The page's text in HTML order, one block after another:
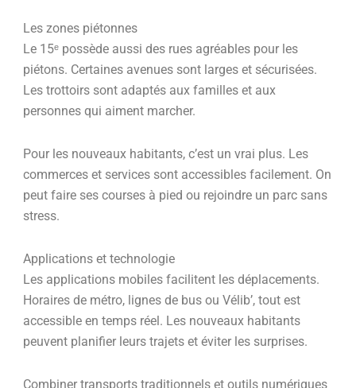
Les zones piétonnes
Le 15ᵉ possède aussi des rues agréables pour les
piétons. Certaines avenues sont larges et sécurisées.
Les trottoirs sont adaptés aux familles et aux
personnes qui aiment marcher.
Pour les nouveaux habitants, c’est un vrai plus. Les
commerces et services sont accessibles facilement. On
peut faire ses courses à pied ou rejoindre un parc sans
stress.
Applications et technologie
Les applications mobiles facilitent les déplacements.
Horaires de métro, lignes de bus ou Vélib’, tout est
accessible en temps réel. Les nouveaux habitants
peuvent planifier leurs trajets et éviter les surprises.
Combiner transports traditionnels et outils numériques